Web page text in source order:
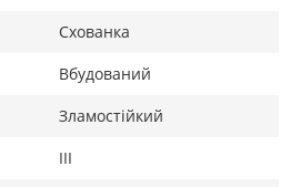
Схованка
Вбудований
Зламостійкий
III